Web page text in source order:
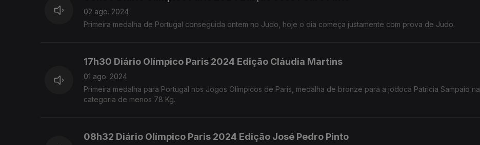
02 ago. 2024
Primeira medalha de Portugal conseguida ontem no Judo, hoje o dia começa justamente com prova de Judo.
17h30 Diário Olímpico Paris 2024 Edição Cláudia Martins
01 ago. 2024
Primeira medalha para Portugal nos Jogos Olímpicos de Paris, medalha de bronze para a jodoca Patricia Sampaio na
categoria de menos 78 Kg.
08h32 Diário Olímpico Paris 2024 Edição José Pedro Pinto